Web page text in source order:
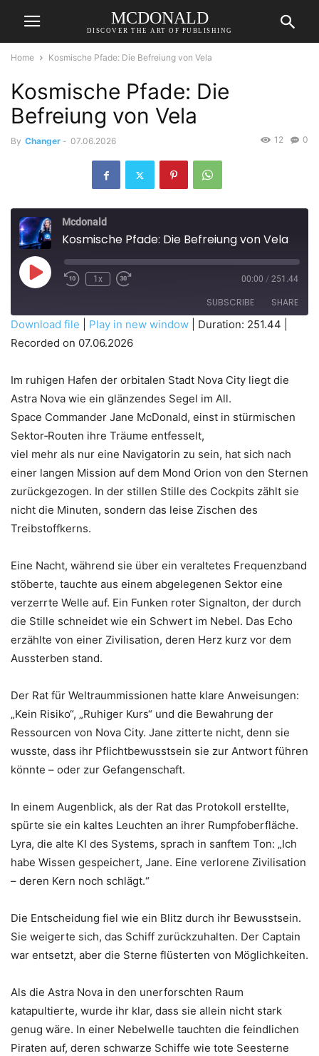
MCDONALD
DISCOVER THE ART OF PUBLISHING
Home Kosmische Pfade: Die Befreiung von Vela
Kosmische Pfade: Die
Befreiung von Vela
By Changer - 07.06.2026 0
12
Mcdonald
Kosmische Pfade: Die Befreiung von Vela
Play
Episode
1x 00:00 / 251.44
SUBSCRIBE SHARE
SHARE
LINK
EMBED
Download file Play in new window Duration: 251.44
Recorded on 07.06.2026
Im ruhigen Hafen der orbitalen Stadt Nova City liegt die
Astra Nova wie ein glänzendes Segel im All.
Space Commander Jane McDonald, einst in stürmischen
Sektor‑Routen ihre Träume entfesselt,
viel mehr als nur eine Navigatorin zu sein, hat sich nach
einer langen Mission auf dem Mond Orion von den Sternen
zurückgezogen. In der stillen Stille des Cockpits zählt sie
nicht die Minuten, sondern das leise Zischen des
Treibstoffkerns.
Eine Nacht, während sie über ein veraltetes Frequenzband
stöberte, tauchte aus einem abgelegenen Sektor eine
verzerrte Welle auf. Ein Funken roter Signalton, der durch
die Stille schneidet wie ein Schwert im Nebel. Das Echo
erzählte von einer Zivilisation, deren Herz kurz vor dem
Aussterben stand.
Der Rat für Weltraummissionen hatte klare Anweisungen:
„Kein Risiko“, „Ruhiger Kurs“ und die Bewahrung der
Ressourcen von Nova City. Jane zitterte nicht, denn sie
wusste, dass ihr Pflichtbewusstsein sie zur Antwort führen
könnte – oder zur Gefangenschaft.
In einem Augenblick, als der Rat das Protokoll erstellte,
spürte sie ein kaltes Leuchten an ihrer Rumpfoberfläche.
Lyra, die alte KI des Systems, sprach in sanftem Ton: „Ich
habe Wissen gespeichert, Jane. Eine verlorene Zivilisation
– deren Kern noch schlägt.“
Die Entscheidung fiel wie ein Blitz durch ihr Bewusstsein.
Sie weigerte sich, das Schiff zurückzuhalten. Der Captain
war entsetzt, aber die Sterne flüsterten von Möglichkeiten.
Als die Astra Nova in den unerforschten Raum
katapultierte, wurde ihr klar, dass sie allein nicht stark
genug wäre. In einer Nebelwelle tauchten die feindlichen
Piraten auf, deren schwarze Schiffe wie tote Seesterne